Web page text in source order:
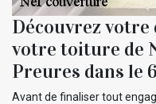
Découvrez
votre toiture de
Preures dans le
Avant de finaliser tout